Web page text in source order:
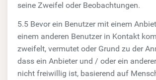
seine Zweifel oder Beobachtungen.
5.5 Bevor ein Benutzer mit einem
einem anderen Benutzer in Kontakt
zweifelt, vermutet oder Grund zu der
dass ein Anbieter und / oder ein
nicht freiwillig ist, basierend auf